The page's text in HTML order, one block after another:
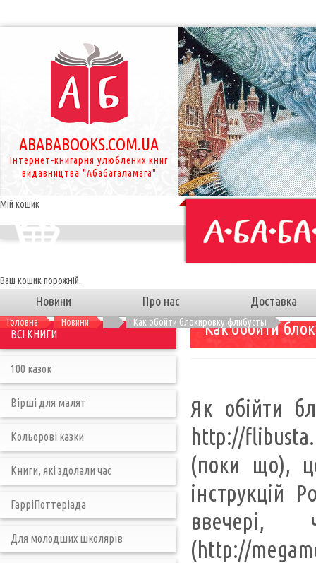
ABABABOOKS.COM.UA
Інтернет-книгарня улюблених книг
видавництва "Абабагаламага"
Мій кошик
Ваш кошик порожній.
Новини Про нас Доставка
Головна Новини Как обойти блокировку флибусты
Как обойти
Як обійти
http://
(поки що),
інструкцій
ввечері,
(http://
ВСІ КНИГИ
100 казок
Вірші для малят
Кольорові казки
Книги, які здолали час
ГарріПоттеріада
Для молодших школярів